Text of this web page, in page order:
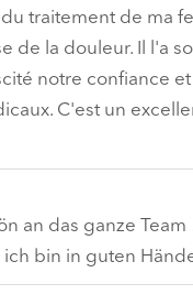
traitement de ma
de la douleur. Il l'a
notre confiance
C'est un
an das ganze
bin in guten